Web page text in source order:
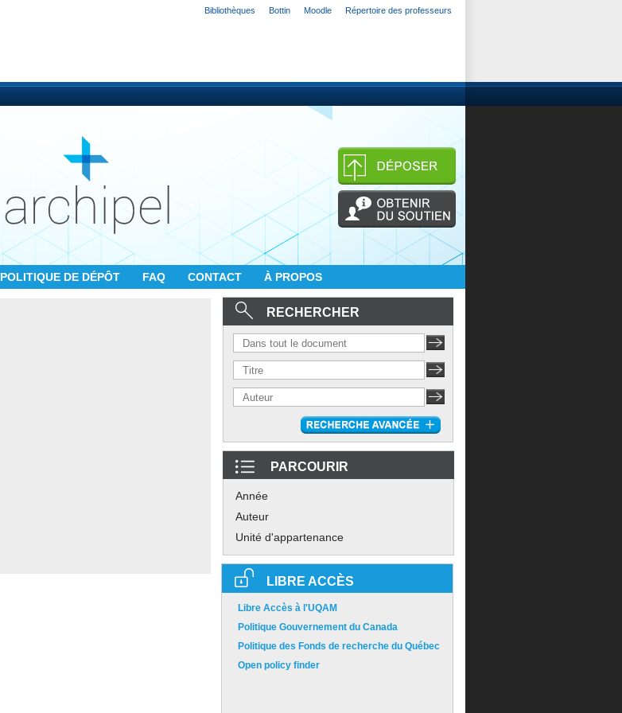
Bibliothèques Bottin Moodle Répertoire des professeurs
POLITIQUE DE DÉPÔT FAQ CONTACT À PROPOS
RECHERCHER
PARCOURIR
Année
Auteur
Unité d'appartenance
LIBRE ACCÈS
Libre Accès à l'UQAM
Politique Gouvernement du Canada
Politique des Fonds de recherche du Québec
Open policy finder